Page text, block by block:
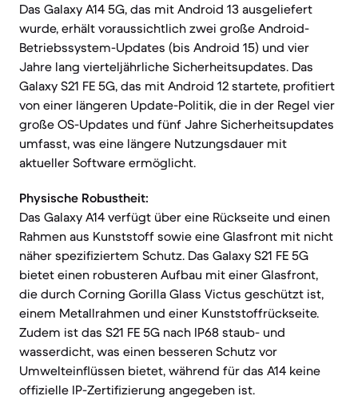
Das Galaxy A14 5G, das mit Android 13 ausgeliefert
wurde, erhält voraussichtlich zwei große Android-
Betriebssystem-Updates (bis Android 15) und vier
Jahre lang vierteljährliche Sicherheitsupdates. Das
Galaxy S21 FE 5G, das mit Android 12 startete, profitiert
von einer längeren Update-Politik, die in der Regel vier
große OS-Updates und fünf Jahre Sicherheitsupdates
umfasst, was eine längere Nutzungsdauer mit
aktueller Software ermöglicht.
Physische Robustheit:
Das Galaxy A14 verfügt über eine Rückseite und einen
Rahmen aus Kunststoff sowie eine Glasfront mit nicht
näher spezifiziertem Schutz. Das Galaxy S21 FE 5G
bietet einen robusteren Aufbau mit einer Glasfront,
die durch Corning Gorilla Glass Victus geschützt ist,
einem Metallrahmen und einer Kunststoffrückseite.
Zudem ist das S21 FE 5G nach IP68 staub- und
wasserdicht, was einen besseren Schutz vor
Umwelteinflüssen bietet, während für das A14 keine
offizielle IP-Zertifizierung angegeben ist.